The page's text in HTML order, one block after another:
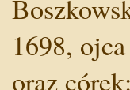
1698,
oraz